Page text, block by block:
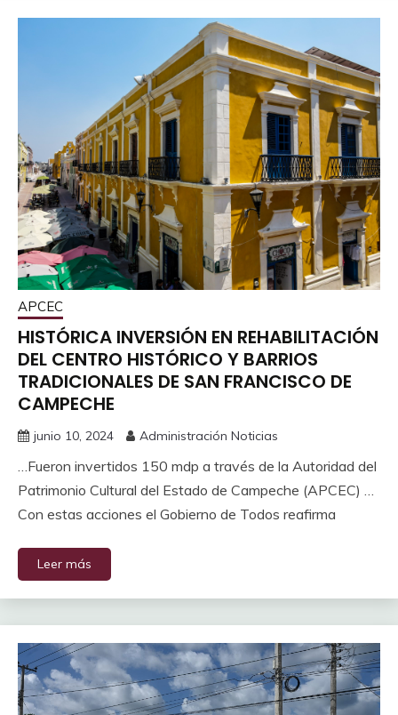
APCEC
HISTÓRICA INVERSIÓN EN REHABILITACIÓN
DEL CENTRO HISTÓRICO Y BARRIOS
TRADICIONALES DE SAN FRANCISCO DE
CAMPECHE
junio 10, 2024 Administración Noticias
…Fueron invertidos 150 mdp a través de la Autoridad del
Patrimonio Cultural del Estado de Campeche (APCEC) …
Con estas acciones el Gobierno de Todos reafirma
Leer más